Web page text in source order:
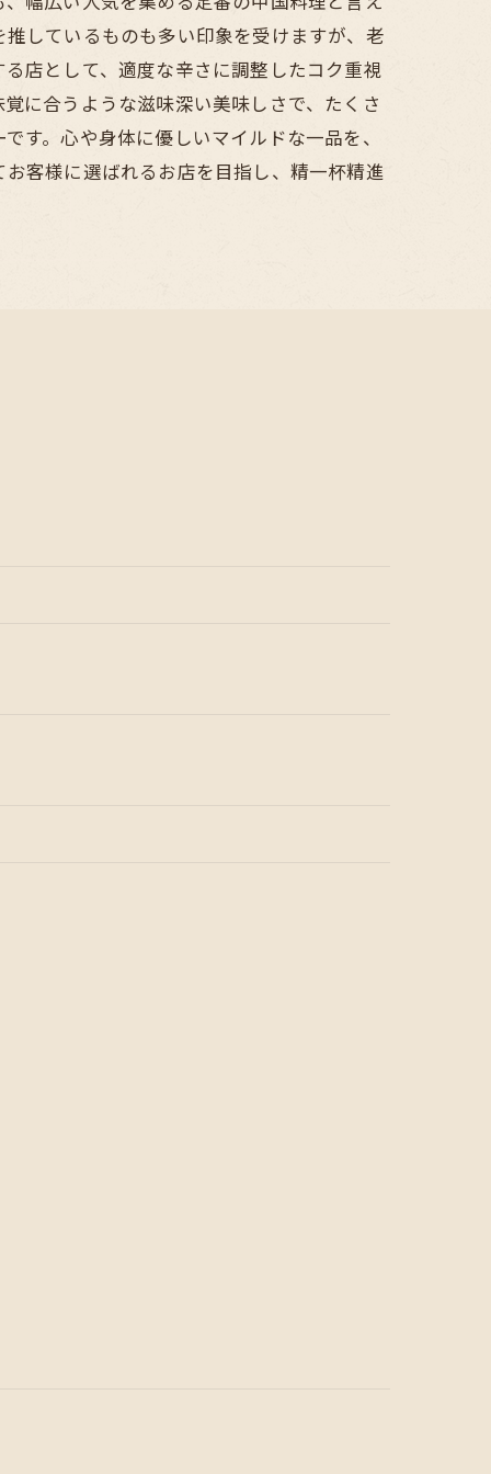
しているものも多い印象を受けますが、老
店として、適度な辛さに調整したコク重視
に合うような滋味深い美味しさで、たくさ
す。心や身体に優しいマイルドな一品を、
客様に選ばれるお店を目指し、精一杯精進